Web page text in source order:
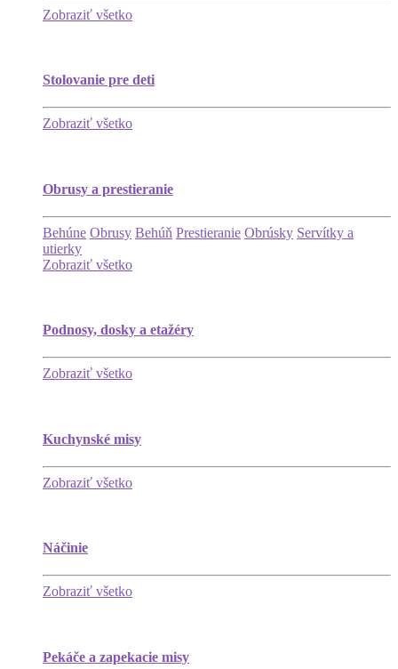
Zobraziť všetko
Stolovanie pre deti
Zobraziť všetko
Obrusy a prestieranie
Behúne Obrusy Behúň Prestieranie Obrúsky Servítky a
utierky
Zobraziť všetko
Podnosy, dosky a etažéry
Zobraziť všetko
Kuchynské misy
Zobraziť všetko
Náčinie
Zobraziť všetko
Pekáče a zapekacie misy